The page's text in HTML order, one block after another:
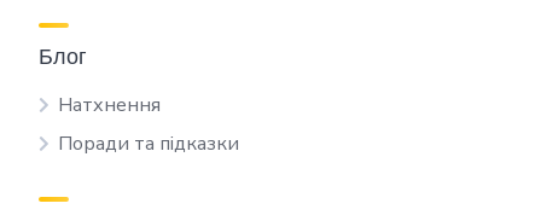
Блог
Натхнення
Поради та підказки